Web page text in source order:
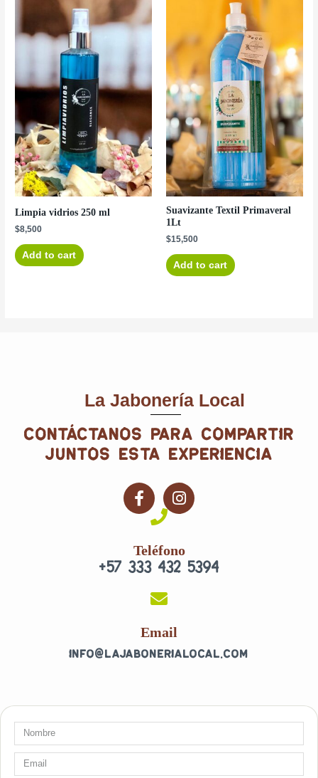
Limpia vidrios 250 ml
$8,500
Add to cart
Suavizante Textil Primaveral
1Lt
$15,500
Add to cart
La Jabonería Local
contáctanos para compartir
juntos esta experiencia
F
a
b
o
f
I
n
a
g
Teléfono
+57 333 432 5394
Email
info@lajabonerialocal.com
Nombre
Email